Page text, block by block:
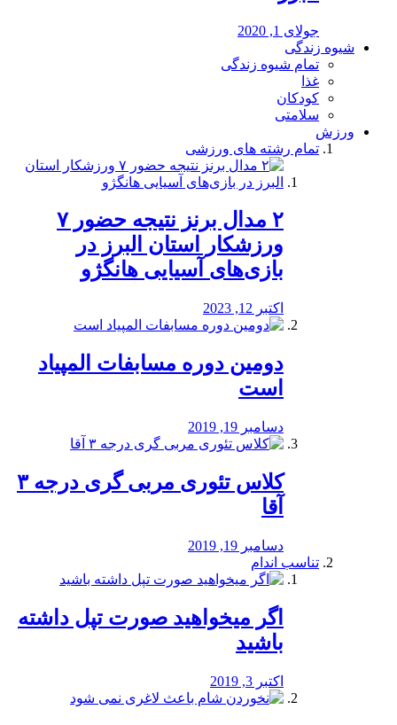
جولای 1, 2020
شیوه زندگی
تمام شیوه زندگی
غذا
کودکان
سلامتی
ورزش
تمام رشته های ورزشی
۲ مدال برنز نتیجه حضور ۷
ورزشکار استان البرز در
بازی‌های آسیایی هانگژو
اکتبر 12, 2023
دومین دوره مسابفات المپیاد
است
دسامبر 19, 2019
کلاس تئوری مربی گری درجه ۳
آقا
دسامبر 19, 2019
تناسب اندام
اگر میخواهید صورت تپل داشته
باشید
اکتبر 3, 2019